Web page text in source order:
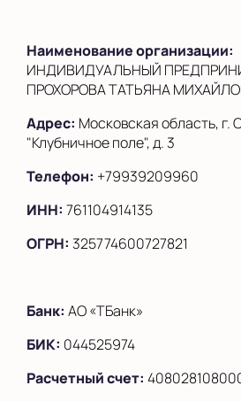
Наименование организации:
ИНДИВИДУАЛЬНЫЙ
ПРОХОРОВА ТАТЬЯНА
Адрес: Московская область, г.
"Клубничное поле", д. 3
Телефон: +79939209960
ИНН: 761104914135
ОГРН: 325774600727821
Банк: АО «ТБанк»
БИК: 044525974
Расчетный счет: